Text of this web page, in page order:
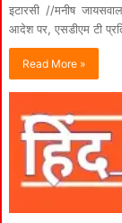
इटारसी //मनीष
आदेश पर, एसडीएम टी
Read More »